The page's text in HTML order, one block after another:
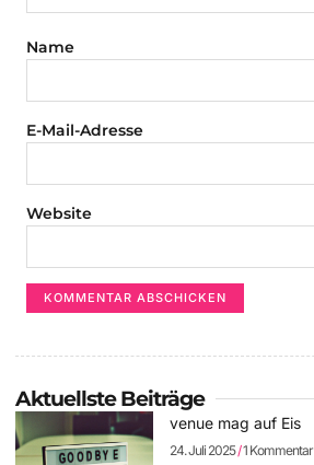
Name
E-Mail-Adresse
Website
Aktuellste Beiträge
venue mag auf Eis
24. Juli 2025 1 Kommentar